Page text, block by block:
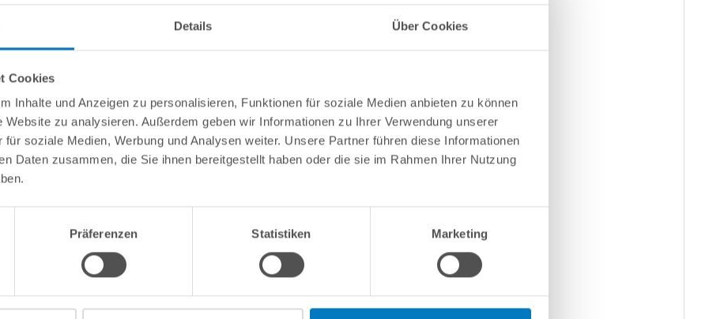
Details Über Cookies
Cookies
Inhalte und Anzeigen zu personalisieren, Funktionen für soziale Medien anbieten zu können
Website zu analysieren. Außerdem geben wir Informationen zu Ihrer Verwendung unserer
für soziale Medien, Werbung und Analysen weiter. Unsere Partner führen diese Informationen
Daten zusammen, die Sie ihnen bereitgestellt haben oder die sie im Rahmen Ihrer Nutzung
Präferenzen Statistiken Marketing